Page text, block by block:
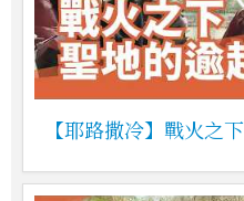
【耶路撒冷】戰火之